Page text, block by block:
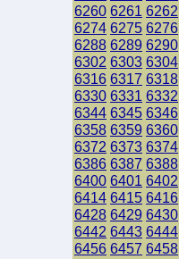
6260 6261 6262
6274 6275 6276
6288 6289 6290
6302 6303 6304
6316 6317 6318
6330 6331 6332
6344 6345 6346
6358 6359 6360
6372 6373 6374
6386 6387 6388
6400 6401 6402
6414 6415 6416
6428 6429 6430
6442 6443 6444
6456 6457 6458